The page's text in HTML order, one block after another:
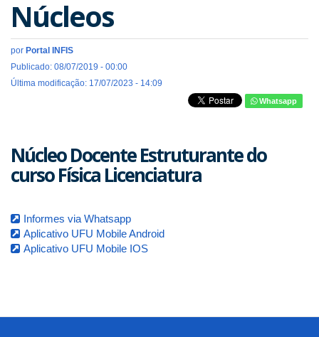
Núcleos
por Portal INFIS
Publicado: 08/07/2019 - 00:00
Última modificação: 17/07/2023 - 14:09
Whatsapp
Núcleo Docente Estruturante do
curso Física Licenciatura
Informes via Whatsapp
Aplicativo UFU Mobile Android
Aplicativo UFU Mobile IOS